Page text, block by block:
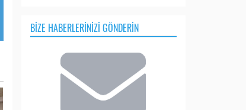
BIZE HABERLERINIZI GÖNDERIN